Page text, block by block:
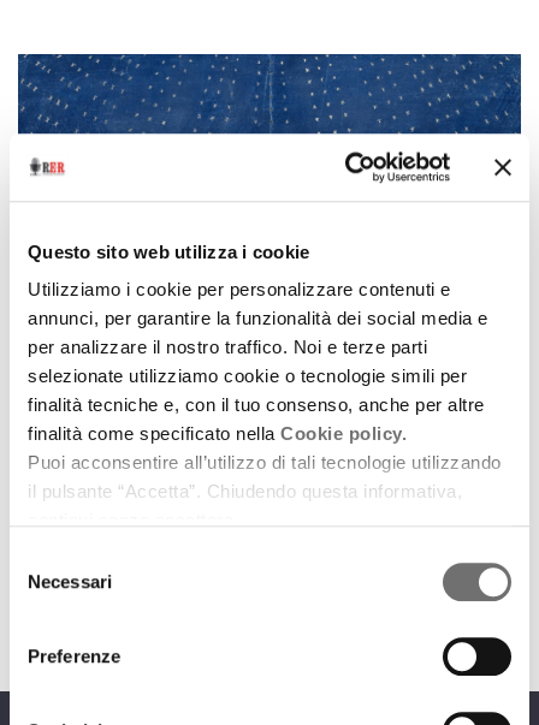
Questo sito web utilizza i cookie
Utilizziamo i cookie per personalizzare contenuti e
annunci, per garantire la funzionalità dei social media e
per analizzare il nostro traffico. Noi e terze parti
selezionate utilizziamo cookie o tecnologie simili per
finalità tecniche e, con il tuo consenso, anche per altre
finalità come specificato nella Cookie policy.
Puoi acconsentire all’utilizzo di tali tecnologie utilizzando
il pulsante “Accetta”. Chiudendo questa informativa,
delNecessari
Preferenze
Spettacoli in Emilia-Romagna
Un incantato Flauto Magico
14 maggio 2015
Ascolta